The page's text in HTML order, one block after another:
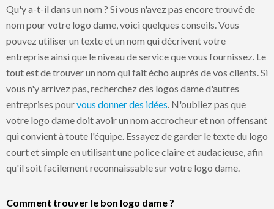
Qu'y a-t-il dans un nom ? Si vous n'avez pas encore trouvé de
nom pour votre logo dame, voici quelques conseils. Vous
pouvez utiliser un texte et un nom qui décrivent votre
entreprise ainsi que le niveau de service que vous fournissez. Le
tout est de trouver un nom qui fait écho auprès de vos clients. Si
vous n'y arrivez pas, recherchez des logos dame d'autres
entreprises pourvous donner des idées . N'oubliez pas que
votre logo dame doit avoir un nom accrocheur et non offensant
qui convient à toute l'équipe. Essayez de garder le texte du logo
court et simple en utilisant une police claire et audacieuse, afin
qu'il soit facilement reconnaissable sur votre logo dame.
Comment trouver le bon logo dame ?